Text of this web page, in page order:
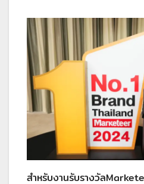
สำหรับงานรับรางวัล